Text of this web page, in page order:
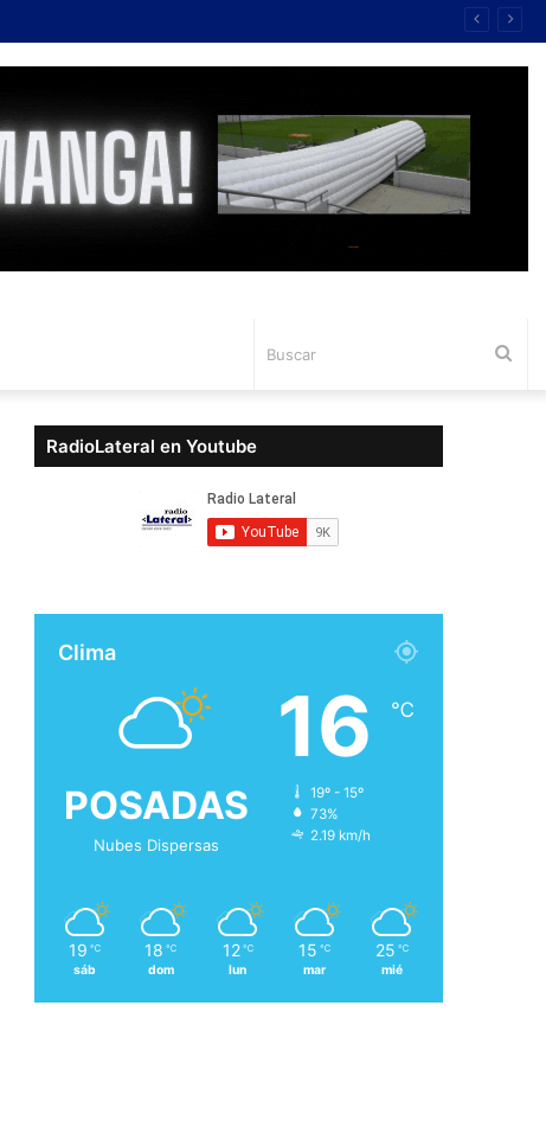
RadioLateral en Youtube
Clima
POSADAS
Nubes Dispersas
16 ℃
19º - 15º
73%
2.19 km/h
19 ℃
sáb
18 ℃
dom
12 ℃
lun
15 ℃
mar
25 ℃
mié